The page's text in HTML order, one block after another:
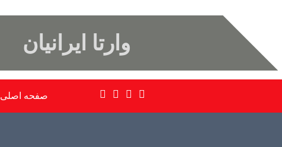
وارتا ایرانیان
صفحه اصلی